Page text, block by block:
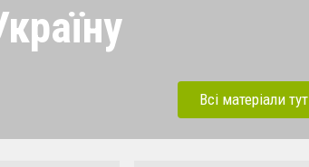
Всі матеріали тут